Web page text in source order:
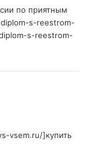
по приятным
s-reestrom-
s-reestrom-
vsem.ru/]купить